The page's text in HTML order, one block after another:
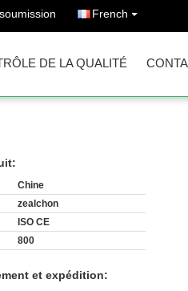
French
DE LA QUALITÉ
Chine
zealchon
ISO CE
800
et expédition: